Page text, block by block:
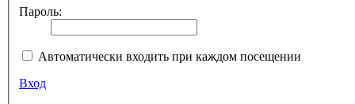
Пароль:
Автоматически входить при каждом посещении
Вход